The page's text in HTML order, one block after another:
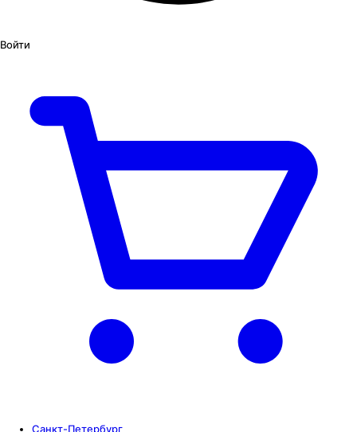
Войти
Санкт-Петербург